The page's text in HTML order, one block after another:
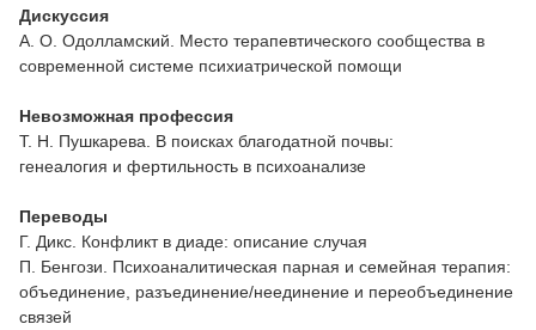
Дискуссия
А. О. Одолламский. Место терапевтического сообщества в
современной системе психиатрической помощи
Невозможная профессия
Т. Н. Пушкарева. В поисках благодатной почвы:
генеалогия и фертильность в психоанализе
Переводы
Г. Дикс. Конфликт в диаде: описание случая
П. Бенгози. Психоаналитическая парная и семейная терапия:
объединение, разъединение/неединение и переобъединение
связей